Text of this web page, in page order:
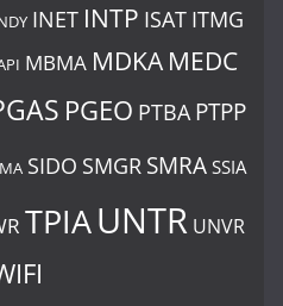
INET INTP ISAT ITMG
MBMA MDKA MEDC
PGEO PTBA PTPP
SIDO SMGR SMRA SSIA
TPIAUNTR UNVR